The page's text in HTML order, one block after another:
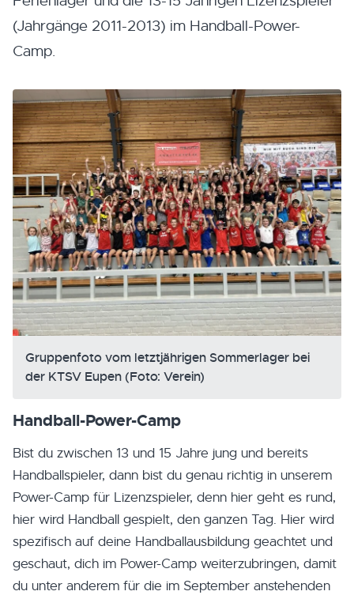
(Jahrgänge 2011-2013) im Handball-Power-
Camp.
Gruppenfoto vom letztjährigen Sommerlager bei
der KTSV Eupen (Foto: Verein)
Handball-Power-Camp
Bist du zwischen 13 und 15 Jahre jung und bereits
Handballspieler, dann bist du genau richtig in unserem
Power-Camp für Lizenzspieler, denn hier geht es rund,
hier wird Handball gespielt, den ganzen Tag. Hier wird
spezifisch auf deine Handballausbildung geachtet und
geschaut, dich im Power-Camp weiterzubringen, damit
du unter anderem für die im September anstehenden